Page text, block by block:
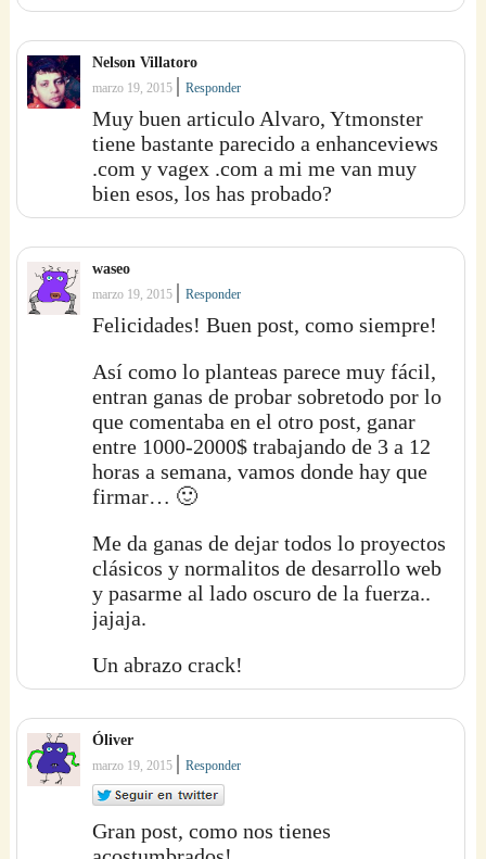
Nelson Villatoro
marzo 19, 2015 |Responder
Muy buen articulo Alvaro, Ytmonster
tiene bastante parecido a enhanceviews
.com y vagex .com a mi me van muy
bien esos, los has probado?
waseo
marzo 19, 2015 |Responder
Felicidades! Buen post, como siempre!
Así como lo planteas parece muy fácil,
entran ganas de probar sobretodo por lo
que comentaba en el otro post, ganar
entre 1000-2000$ trabajando de 3 a 12
horas a semana, vamos donde hay que
firmar… 🙂
Me da ganas de dejar todos lo proyectos
clásicos y normalitos de desarrollo web
y pasarme al lado oscuro de la fuerza..
jajaja.
Un abrazo crack!
Óliver
marzo 19, 2015 |Responder
Gran post, como nos tienes